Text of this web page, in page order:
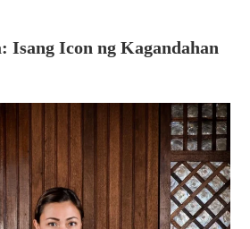
Isang Icon ng Kagandahan